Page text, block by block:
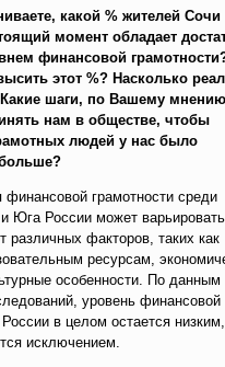
какой % жителей
момент обладает
финансовой
этот %? Насколько
Какие шаги, по Вашему
нам в обществе, чтобы
людей у нас было
финансовой грамотности среди
Юга России может
различных факторов, таких как
ресурсам,
особенности. По данным
уровень финансовой
в целом остается
исключением.